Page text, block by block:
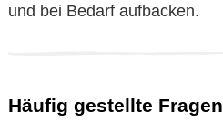
und bei Bedarf aufbacken.
Häufig gestellte Fragen